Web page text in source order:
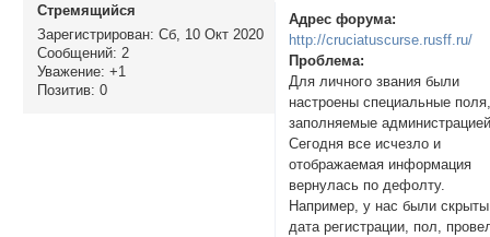
Стремящийся
Зарегистрирован: Сб, 10 Окт 2020
Сообщений: 2
Уважение: +1
Позитив: 0
Адрес форума:
http://cruciatuscurse.rusff.ru/
Проблема:
Для личного звания были
настроены специальные
заполняемые
Сегодня все исчезло и
отображаемая информация
вернулась по дефолту.
Например, у нас были скрыты
дата регистрации, пол,